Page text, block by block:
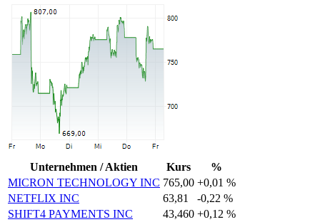
Unternehmen / Aktien Kurs
%
MICRON TECHNOLOGY INC 765,00 +0,01 %
NETFLIX INC
63,81
-0,22 %
SHIFT4 PAYMENTS INC
43,460 +0,12 %